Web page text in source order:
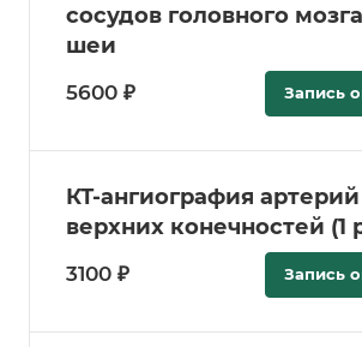
сосудов головного
шеи
5600 ₽ Запись
КТ-ангиография артерий
верхних конечностей (1
3100 ₽ Запись